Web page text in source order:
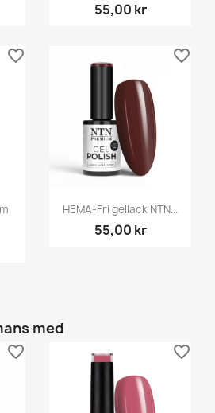
55,00 kr
favorite_border
HEMA-Fri gellack NTN...
55,00 kr
favorite_border
med
favorite_border favorite_border